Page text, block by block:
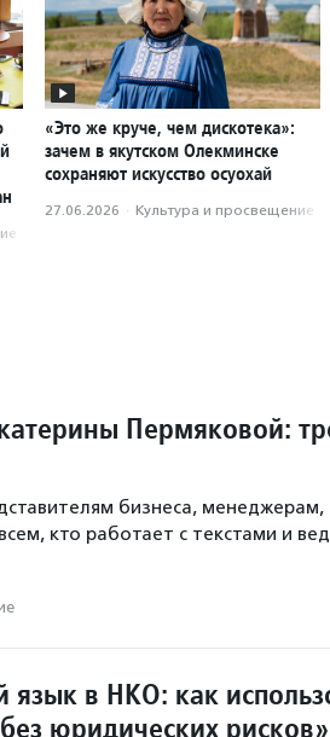
«Это же круче, чем дискотека»:
зачем в якутском Олекминске
сохраняют искусство осуохай
27.06.2026 · Культура и просвещение
Пермяковой:
бизнеса,
кто работает с текстами и
язык в НКО: как
юридических рисков»